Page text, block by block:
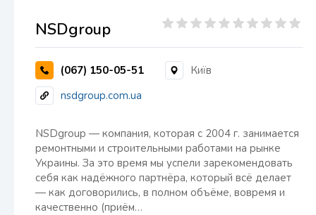
NSDgroup
(067) 150-05-51
Київ
nsdgroup.com.ua
NSDgroup — компания, которая с 2004 г. занимается
ремонтными и строительными работами на рынке
Украины. За это время мы успели зарекомендовать
себя как надёжного партнёра, который всё делает
— как договорились, в полном объёме, вовремя и
качественно (приём…